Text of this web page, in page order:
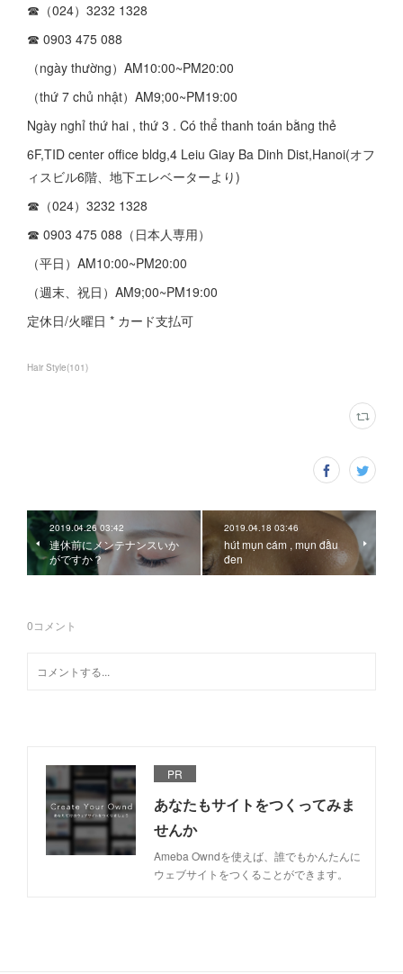
☎︎（024）3232 1328
☎︎ 0903 475 088
（ngày thường）AM10:00~PM20:00
（thứ 7 chủ nhật）AM9;00~PM19:00
Ngày nghỉ thứ hai , thứ 3 . Có thể thanh toán bằng thẻ
6F,TID center office bldg,4 Leiu Giay Ba Dinh Dist,Hanoi(オフ
ィスビル6階、地下エレベーターより)
☎︎（024）3232 1328
☎︎ 0903 475 088（日本人専用）
（平日）AM10:00~PM20:00
（週末、祝日）AM9;00~PM19:00
定休日/火曜日 * カード支払可
Hair Style(101)
2019.04.26 03:42
連休前にメンテナンスいか
がですか？
2019.04.18 03:46
hút mụn cám , mụn đầu
đen
0コメント
PR
あなたもサイトをつくってみま
せんか
Ameba Owndを使えば、誰でもかんたんに
ウェブサイトをつくることができます。